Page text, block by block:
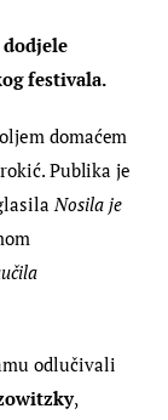
dodjele
festivala.
domaćem
Publika je
Nosila je
odlučivali
,